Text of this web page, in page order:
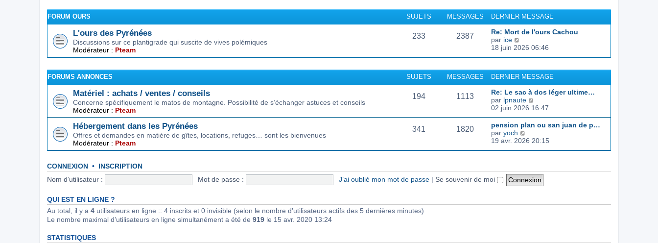
a
g
e
m
e
s
s
g
e
l
e
d
e
i
r
m
e
s
g
e
l
t
e
r
e
d
r
n
e
r
m
e
s
a
g
FORUM OURS SUJETS MESSAGES DERNIER MESSAGE
L'ours des Pyrénées
Discussions sur ce plantigrade qui suscite de vives polémiques
Modérateur : Pteam
233 2387
Re: Mort de l'ours Cachou
par ice
o
u
t
e
r
l
e
d
e
r
n
r
m
e
s
18 juin 2026 06:46
FORUMS ANNONCES SUJETS MESSAGES DERNIER MESSAGE
Matériel : achats / ventes / conseils
Concerne spécifiquement le matos de montagne. Possibilité de s’échanger astuces et conseils
Modérateur : Pteam
194 1113
Re: Le sac à dos léger ultime…
par lpnaute
o
s
l
l
e
d
02 juin 2026 16:47
Hébergement dans les Pyrénées
Offres et demandes en matière de gîtes, locations, refuges… sont les bienvenues
Modérateur : Pteam
341 1820
pension plan ou san juan de p…
par yoch
o
l
t
e
l
19 avr. 2026 20:15
CONNEXION • INSCRIPTION
Nom d’utilisateur : Mot de passe : J’ai oublié mon mot de passe | Se souvenir de moi
QUI EST EN LIGNE ?
Au total, il y a 4 utilisateurs en ligne :: 4 inscrits et 0 invisible (selon le nombre d’utilisateurs actifs des 5 dernières minutes)
Le nombre maximal d’utilisateurs en ligne simultanément a été de 919 le 15 avr. 2020 13:24
STATISTIQUES